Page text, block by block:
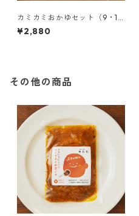
カミカミおかゆセット（9・1
0・11か月頃）
¥2,880
その他の商品